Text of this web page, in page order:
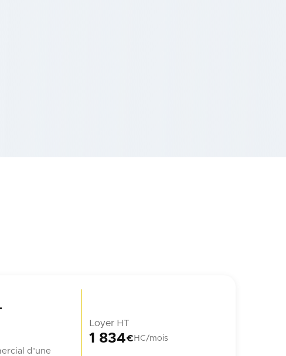
d'une
Loyer HT
1 834€ HC/mois